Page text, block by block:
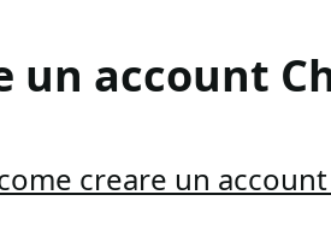
un account
creare un account